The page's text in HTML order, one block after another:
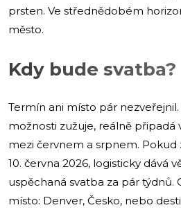
prsten. Ve střednědobém
město.
Kdy bude svatba?
Termín ani místo pár
možnosti zužuje, reálně připadá
mezi červnem a srpnem. Pokud
10. června 2026, logisticky dává
uspěchaná svatba za pár týdnů.
místo: Denver, Česko, nebo